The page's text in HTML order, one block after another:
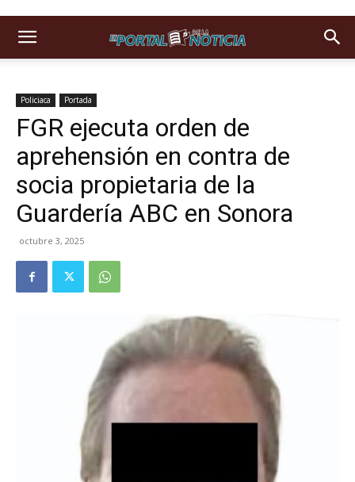
Policiaca Portada
FGR ejecuta orden de
aprehensión en contra de
socia propietaria de la
Guardería ABC en Sonora
octubre 3, 2025